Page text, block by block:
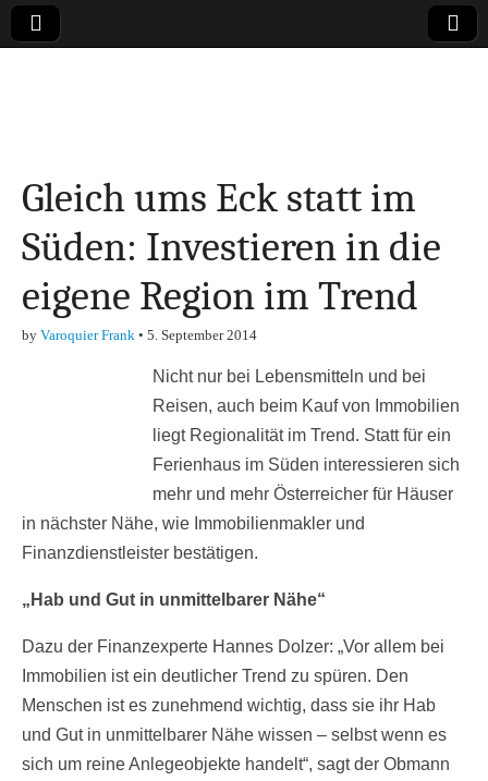
Finanzen,
Marketing-, Vertrieb-
& Investment-Tipps
Gleich ums Eck statt im
Süden: Investieren in die
eigene Region im Trend
by Varoquier Frank • 5. September 2014
Nicht nur bei Lebensmitteln und bei
Reisen, auch beim Kauf von Immobilien
liegt Regionalität im Trend. Statt für ein
Ferienhaus im Süden interessieren sich
mehr und mehr Österreicher für Häuser
in nächster Nähe, wie Immobilienmakler und
Finanzdienstleister bestätigen.
„Hab und Gut in unmittelbarer Nähe“
Dazu der Finanzexperte Hannes Dolzer: „Vor allem bei
Immobilien ist ein deutlicher Trend zu spüren. Den
Menschen ist es zunehmend wichtig, dass sie ihr Hab
und Gut in unmittelbarer Nähe wissen – selbst wenn es
sich um reine Anlegeobjekte handelt“, sagt der Obmann